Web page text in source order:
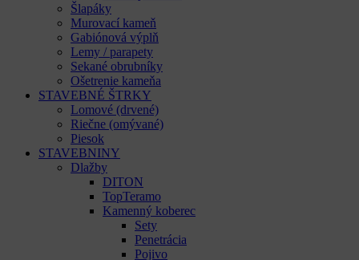
Šlapáky
Murovací kameň
Gabiónová výplň
Lemy / parapety
Sekané obrubníky
Ošetrenie kameňa
STAVEBNÉ ŠTRKY
Lomové (drvené)
Riečne (omývané)
Piesok
STAVEBNINY
Dlažby
DITON
TopTeramo
Kamenný koberec
Sety
Penetrácia
Pojivo